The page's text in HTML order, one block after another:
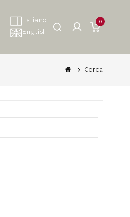
Italiano
English
0
Cerca